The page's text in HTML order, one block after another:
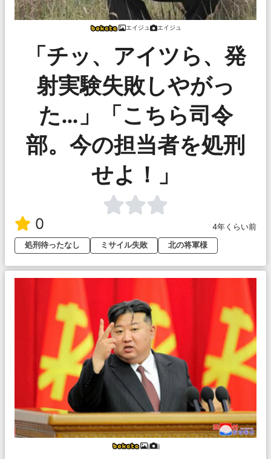
エイジュ エイジュ
「チッ、アイツら、発
射実験失敗しやがっ
た…」「こちら司令
部。今の担当者を処刑
せよ！」
0
4年くらい前
処刑待ったなし
ミサイル失敗 北の将軍様
jj jj